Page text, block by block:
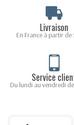
Livraison
En France à partir
Service
Du lundi au vendredi